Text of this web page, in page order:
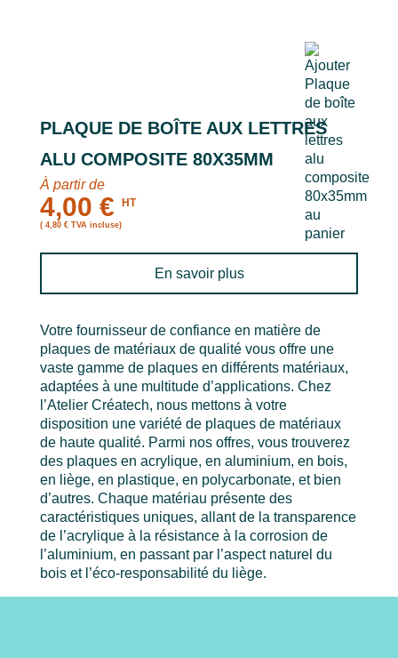
PLAQUE DE BOÎTE AUX LETTRES
ALU COMPOSITE 80X35MM
À partir de
4,00 € HT
( 4,80 € TVA incluse)
En savoir plus
Votre fournisseur de confiance en matière de
plaques de matériaux de qualité vous offre une
vaste gamme de plaques en différents matériaux,
adaptées à une multitude d’applications. Chez
l’Atelier Créatech, nous mettons à votre
disposition une variété de plaques de matériaux
de haute qualité. Parmi nos offres, vous trouverez
des plaques en acrylique, en aluminium, en bois,
en liège, en plastique, en polycarbonate, et bien
d’autres. Chaque matériau présente des
caractéristiques uniques, allant de la transparence
de l’acrylique à la résistance à la corrosion de
l’aluminium, en passant par l’aspect naturel du
bois et l’éco-responsabilité du liège.